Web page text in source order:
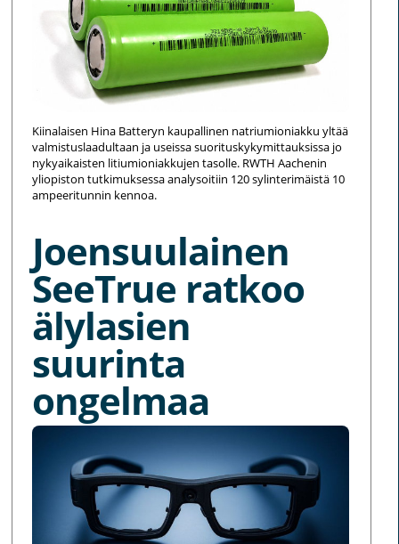
Kiinalaisen Hina Batteryn kaupallinen natriumioniakku yltää
valmistuslaadultaan ja useissa suorituskykymittauksissa jo
nykyaikaisten litiumioniakkujen tasolle. RWTH Aachenin
yliopiston tutkimuksessa analysoitiin 120 sylinterimäistä 10
ampeeritunnin kennoa.
Joensuulainen
SeeTrue ratkoo
älylasien
suurinta
ongelmaa